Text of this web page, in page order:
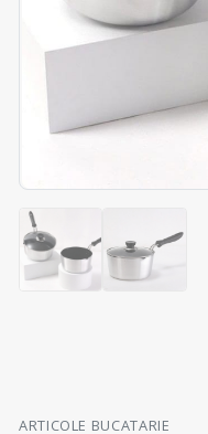
ARTICOLE BUCATARIE